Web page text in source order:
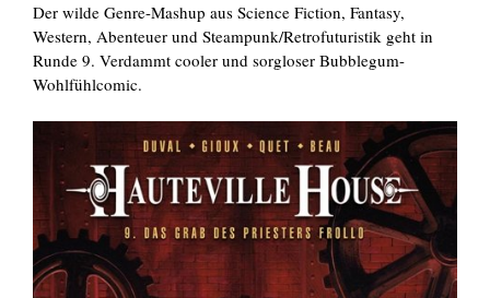
Der wilde Genre-Mashup aus Science Fiction, Fantasy,
Western, Abenteuer und Steampunk/Retrofuturistik geht in
Runde 9. Verdammt cooler und sorgloser Bubblegum-
Wohlfühlcomic.